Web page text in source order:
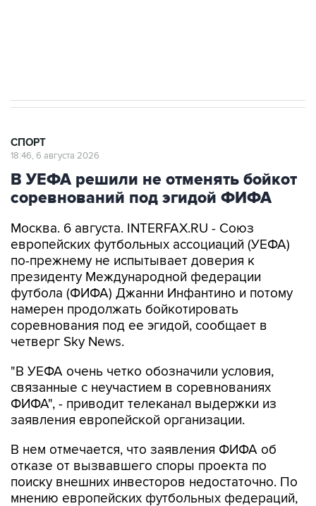
СПОРТ
18:46, 6 августа 2026
В УЕФА решили не отменять бойкот
соревнований под эгидой ФИФА
Москва. 6 августа. INTERFAX.RU - Союз
европейских футбольных ассоциаций (УЕФА)
по-прежнему не испытывает доверия к
президенту Международной федерации
футбола (ФИФА) Джанни Инфантино и потому
намерен продолжать бойкотировать
соревнования под ее эгидой, сообщает в
четверг Sky News.
"В УЕФА очень четко обозначили условия,
связанные с неучастием в соревнованиях
ФИФА", - приводит телеканал выдержки из
заявления европейской организации.
В нем отмечается, что заявления ФИФА об
отказе от вызвавшего споры проекта по
поиску внешних инвесторов недостаточно. По
мнению европейских футбольных федераций,